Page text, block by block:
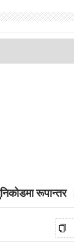
रूपान्तर